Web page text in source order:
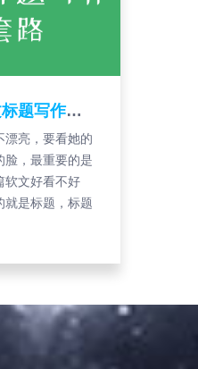
史上最全软文标题写作套路
漂亮，要看她的
脸，最重要的是
软文好看不好
就是标题，标题
能抓住读者的
标题就